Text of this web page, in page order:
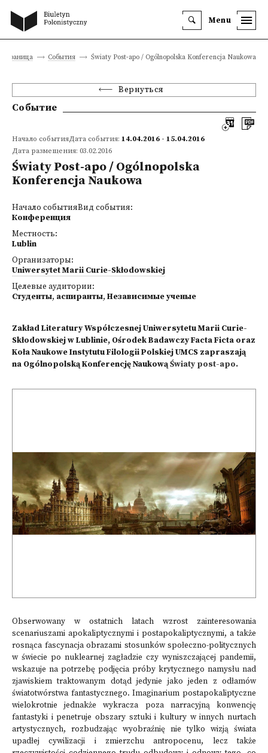
Menu
страница События Światy Post-apo / Ogólnopolska Konferencja Naukowa
Вернуться
Событие
Начало событияДата события: 14.04.2016 - 15.04.2016
Дата размещения: 03.02.2016
Światy Post-apo / Ogólnopolska
Konferencja Naukowa
Начало событияВид события:
Конференция
Местность:
Lublin
Организаторы:
Uniwersytet Marii Curie-Skłodowskiej
Целевые аудитории:
Студенты, аспиранты, Независимые ученые
Zakład Literatury Współczesnej Uniwersytetu Marii Curie-
Skłodowskiej w Lublinie, Ośrodek Badawczy Facta Ficta oraz
Koła Naukowe Instytutu Filologii Polskiej UMCS zapraszają
na Ogólnopolską Konferencję NaukowąŚwiaty post-apo.
Obserwowany w ostatnich latach wzrost zainteresowania
scenariuszami apokaliptycznymi i postapokaliptycznymi, a także
rosnąca fascynacja obrazami stosunków społeczno-politycznych
w świecie po nuklearnej zagładzie czy wyniszczającej pandemii,
wskazuje na potrzebę podjęcia próby krytycznego namysłu nad
zjawiskiem traktowanym dotąd jedynie jako jeden z odłamów
światotwórstwa fantastycznego. Imaginarium postapokaliptyczne
wielokrotnie jednakże wykracza poza narracyjną konwencję
fantastyki i penetruje obszary sztuki i kultury w innych nurtach
artystycznych, rozbudzając wyobraźnię nie tylko wizją świata
upadłej cywilizacji i zmierzchu antropocenu, lecz także